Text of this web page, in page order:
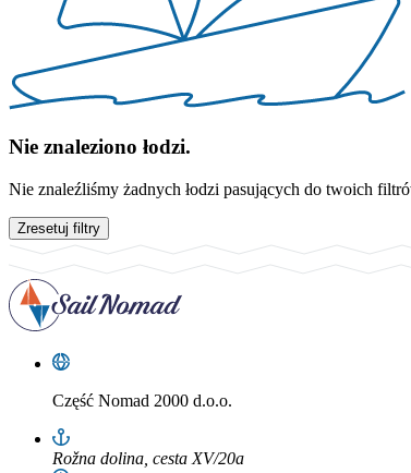
Nie znaleziono łodzi.
Nie znaleźliśmy żadnych łodzi pasujących do twoich
Zresetuj filtry
Część Nomad 2000 d.o.o.
Rožna dolina, cesta XV/20a